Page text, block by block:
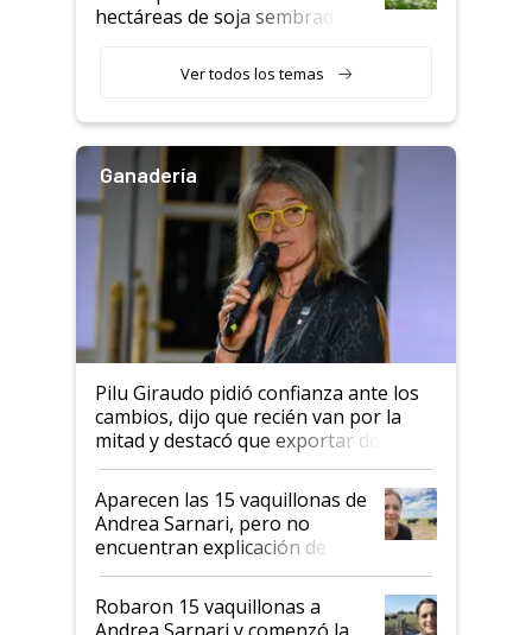
hectáreas de soja sembradas
variedades que marcan un
salto tecnológico en genética y
Ver todos los temas
Ganadería
Pilu Giraudo pidió confianza ante los
cambios, dijo que recién van por la
mitad y destacó que exportar dejó de
ser "para unos pocos": "Tenemos un
mandato muy claro del gobierno
nacional"
Aparecen las 15 vaquillonas de
Andrea Sarnari, pero no
encuentran explicación de
cómo llegaron allí
Robaron 15 vaquillonas a